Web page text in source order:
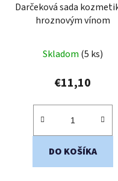
Darčeková sada
hroznovým vínom
Skladom (5 ks)
€11,10
DO KOŠÍKA